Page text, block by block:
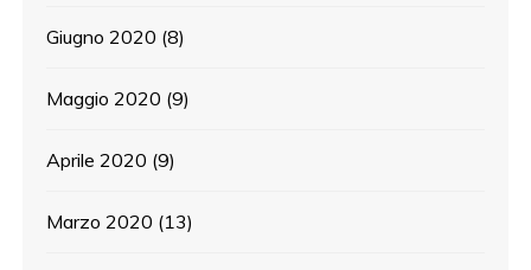
Giugno 2020 (8)
Maggio 2020 (9)
Aprile 2020 (9)
Marzo 2020 (13)